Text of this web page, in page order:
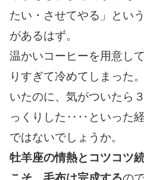
たい・させてやる」とい
があるはず。
温かいコーヒーを用意し
りすぎて冷めてしまった
いたのに、気がついたら
っくりした‥‥といった
ではないでしょうか。
牡羊座の情熱とコツコツ